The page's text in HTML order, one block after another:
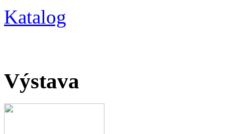
Katalog
Výstava